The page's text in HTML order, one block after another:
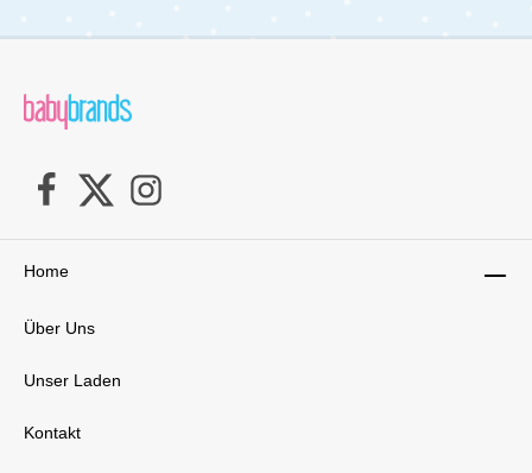
zu einem neuen Alltagsgegenstand werden.
Home
Über Uns
Unser Laden
Kontakt